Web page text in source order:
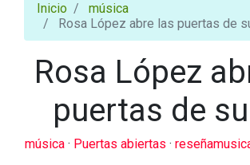
Inicio
música
Rosa López abre las puertas de
Rosa López
puertas de
música · Puertas abiertas ·